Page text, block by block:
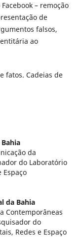
– remoção
de
falsos,
ao
fatos. Cadeias de
da
do Laboratório
Espaço
da Bahia
Contemporâneas
do
Redes e Espaço